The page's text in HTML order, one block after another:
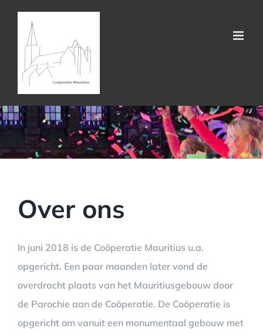
inhoud
Over ons
In juni 2018 is de Coöperatie Mauritius u.a.
opgericht. Een paar maanden later vond de
overdracht plaats van het Mauritiusgebouw door
de Parochie aan de Coöperatie. De Coöperatie is
opgericht om vanuit een monumentaal gebouw met